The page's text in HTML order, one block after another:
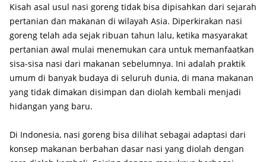
Kisah asal usul nasi goreng tidak bisa dipisahkan dari sejarah
pertanian dan makanan di wilayah Asia. Diperkirakan nasi
goreng telah ada sejak ribuan tahun lalu, ketika masyarakat
pertanian awal mulai menemukan cara untuk memanfaatkan
sisa-sisa nasi dari makanan sebelumnya. Ini adalah praktik
umum di banyak budaya di seluruh dunia, di mana makanan
yang tidak dimakan disimpan dan diolah kembali menjadi
hidangan yang baru.
Di Indonesia, nasi goreng bisa dilihat sebagai adaptasi dari
konsep makanan berbahan dasar nasi yang diolah dengan